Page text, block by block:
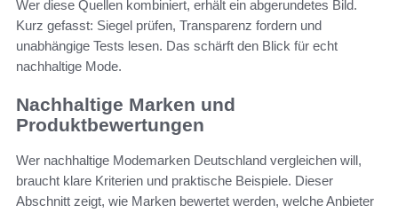
Wer diese Quellen kombiniert, erhält ein abgerundetes Bild.
Kurz gefasst: Siegel prüfen, Transparenz fordern und
unabhängige Tests lesen. Das schärft den Blick für echt
nachhaltige Mode.
Nachhaltige Marken und
Produktbewertungen
Wer nachhaltige Modemarken Deutschland vergleichen will,
braucht klare Kriterien und praktische Beispiele. Dieser
Abschnitt zeigt, wie Marken bewertet werden, welche Anbieter